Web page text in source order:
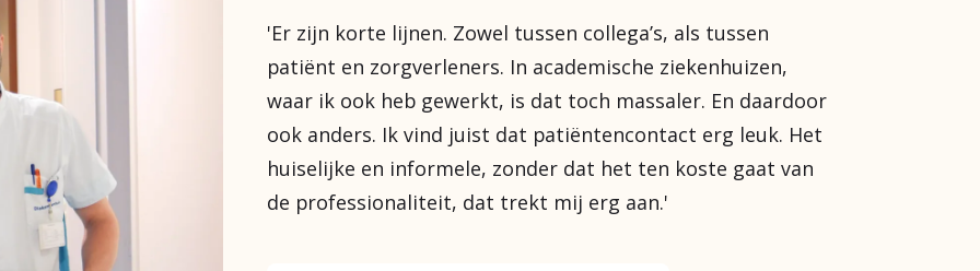
en werkervaring.
en een eindejaarsuitkering).
van € 750,- per jaar.
zelf samen te stellen.
reiskostenvergoeding).
'Er zijn korte lijnen. Zowel tussen collega’s, als tussen
patiënt en zorgverleners. In academische ziekenhuizen,
waar ik ook heb gewerkt, is dat toch massaler. En daardoor
ook anders. Ik vind juist dat patiëntencontact erg leuk. Het
huiselijke en informele, zonder dat het ten koste gaat van
de professionaliteit, dat trekt mij erg aan.'